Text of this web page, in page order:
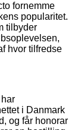
fornemme
popularitet.
tilbyder
hvor tilfredse
i Danmark
og får honorar